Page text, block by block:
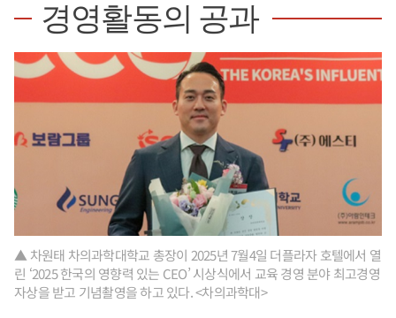
경영활동의 공과
▲ 차원태 차의과학대학교 총장이 2025년 7월4일 더플라자 호텔에서 열
린 ‘2025 한국의 영향력 있는 CEO’ 시상식에서 교육 경영 분야 최고경영
자상을 받고 기념촬영을 하고 있다. <차의과학대>